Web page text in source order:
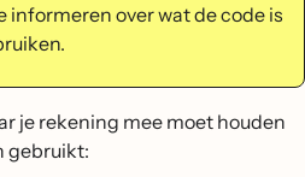
informeren over wat de code is
je rekening mee moet houden
gebruikt: